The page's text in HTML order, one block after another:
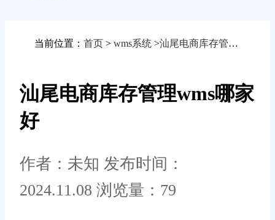
当前位置： 首页 > wms系统 >汕尾电商库存管理wms哪家好
汕尾电商库存管理wms哪家
好
作者：未知 发布时间：
2024.11.08 浏览量：79